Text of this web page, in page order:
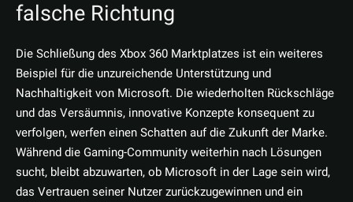
falsche Richtung
Die Schließung des Xbox 360 Marktplatzes ist ein weiteres
Beispiel für die unzureichende Unterstützung und
Nachhaltigkeit von Microsoft. Die wiederholten Rückschläge
und das Versäumnis, innovative Konzepte konsequent zu
verfolgen, werfen einen Schatten auf die Zukunft der Marke.
Während die Gaming-Community weiterhin nach Lösungen
sucht, bleibt abzuwarten, ob Microsoft in der Lage sein wird,
das Vertrauen seiner Nutzer zurückzugewinnen und ein